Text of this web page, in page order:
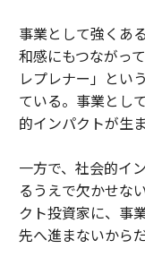
事業として強くあ
和感にもつながっ
レプレナー」とい
ている。事業とし
的インパクトが生
一方で、社会的イ
るうえで欠かせな
クト投資家に、事
先へ進まないからだ